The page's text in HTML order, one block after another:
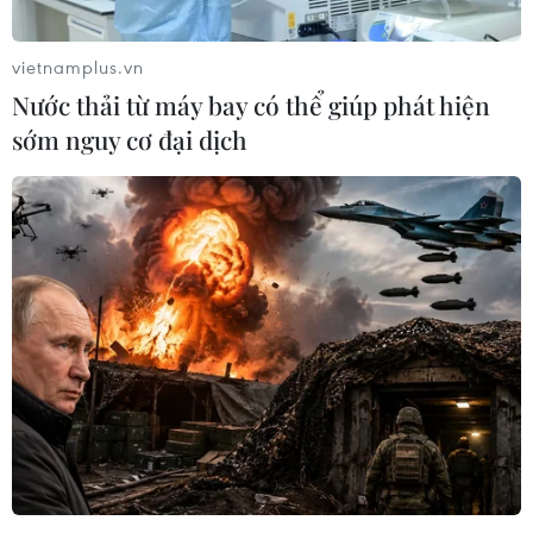
Trung Quốc: Cảnh sát Hong Kong,
Macau triệt phá vụ lừa đảo đầu tư
Fun Coffee
05/08/2026 06:41
Afghanistan đối mặt khủng hoảng
lương thực nghiêm trọng do thiếu
hụt viện trợ
05/08/2026 06:41
Italy nâng báo động đỏ trên toàn bộ
27 thành phố do nắng nóng kỷ lục
05/08/2026 06:31
vietnamplus.vn
Nước thải từ máy bay có thể giúp phát hiện
sớm nguy cơ đại dịch